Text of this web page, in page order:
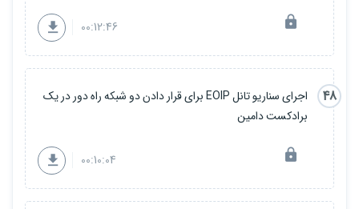
00:12:46
48
اجرای سناریو تانل EOIP برای قرار دادن دو شبکه راه دور در یک
برادکست دامین
00:10:04